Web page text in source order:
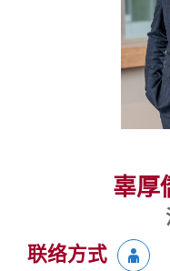
辜厚
联络方式